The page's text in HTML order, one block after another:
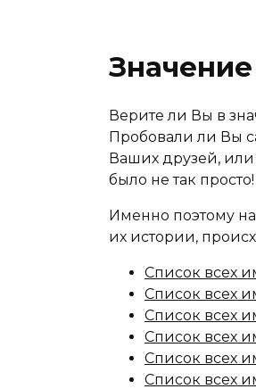
Верите ли Вы в
Пробовали ли Вы
Ваших друзей, или
было не так просто!
Именно поэтому
их истории,
Список всех
Список всех
Список всех
Список всех
Список всех
Список всех